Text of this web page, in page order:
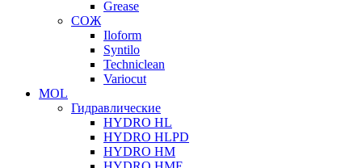
Grease
СОЖ
Iloform
Syntilo
Techniclean
Variocut
MOL
Гидравлические
HYDRO HL
HYDRO HLPD
HYDRO HM